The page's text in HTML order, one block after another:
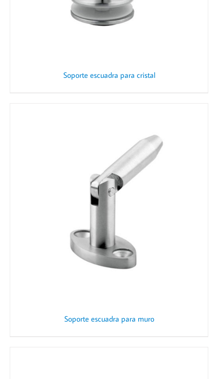
Soporte escuadra para cristal
Soporte escuadra para muro